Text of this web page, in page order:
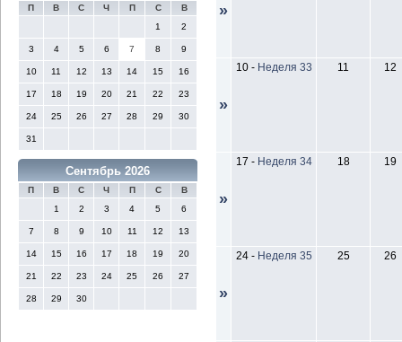
П В С Ч П С
В
1
2
3 4 5 6 7 8 9
10 11 12 13 14 15 16
17 18 19 20 21 22 23
24 25 26 27 28 29 30
31
Сентябрь 2026
П В С Ч П С
В
1
2 3 4 5 6
7 8 9 10 11 12 13
14 15 16 17 18 19 20
21 22 23 24 25 26 27
28 29 30
»
»
10- Неделя 33 11 12
»
17 - Неделя 34 18 19
»
24- Неделя 35 25 26